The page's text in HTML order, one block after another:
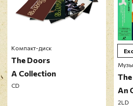
Перед публикацией
модерацию
Компакт-диск
The Doors
A Collection
CD
An
2LD